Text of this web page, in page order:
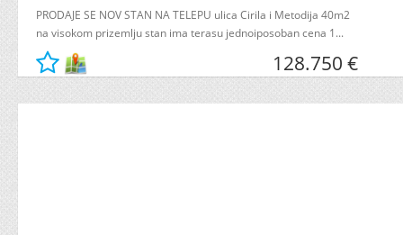
PRODAJE SE NOV STAN NA TELEPU ulica Cirila i Metodija 40m2
na visokom prizemlju stan ima terasu jednoiposoban cena 1...
128.750 €